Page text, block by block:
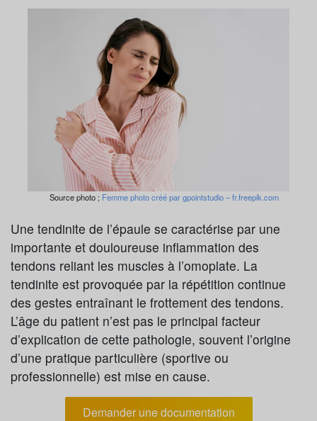
Source photo ; Femme photo créé par gpointstudio – fr.freepik.com
Une tendinite de l’épaule se caractérise par une
importante et douloureuse inflammation des
tendons reliant les muscles à l’omoplate. La
tendinite est provoquée par la répétition continue
des gestes entraînant le frottement des tendons.
L’âge du patient n’est pas le principal facteur
d’explication de cette pathologie, souvent l’origine
d’une pratique particulière (sportive ou
professionnelle) est mise en cause.
Demander une documentation